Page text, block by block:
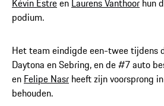
podium.
Het team eindigde een-twee tijdens
Daytona en Sebring, en de #7 auto
en Felipe Nasr heeft zijn voorsprong
behouden.